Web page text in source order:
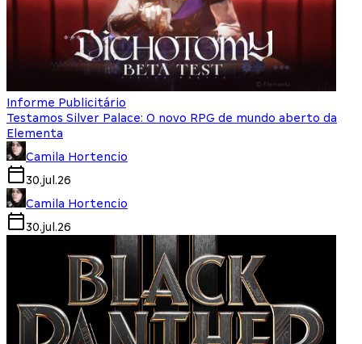
Informe Publicitário
Testamos Silver Palace: O novo RPG de mundo aberto da
Elementa
Camila Hortencio
30.jul.26
Camila Hortencio
30.jul.26